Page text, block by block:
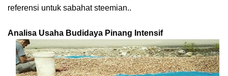
referensi untuk sabahat steemian..
Analisa Usaha Budidaya Pinang Intensif